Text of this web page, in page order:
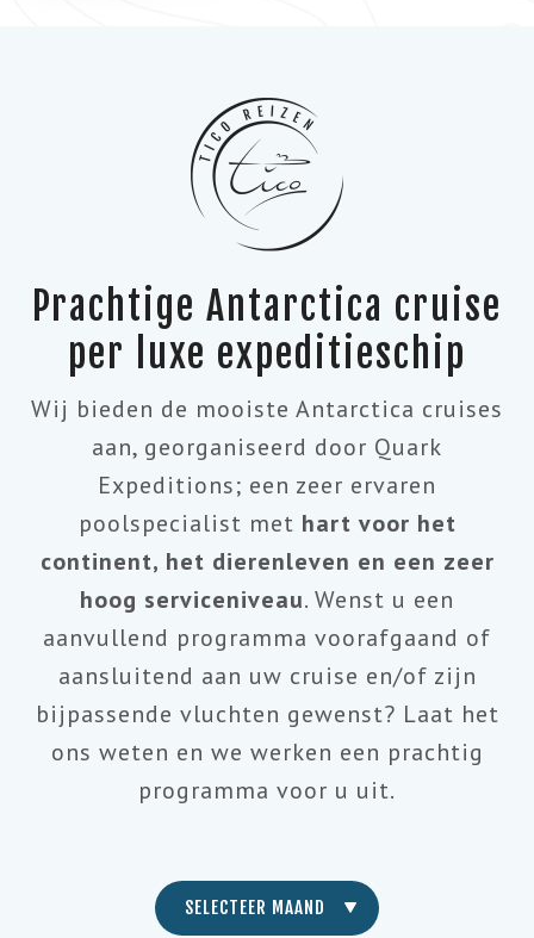
Prachtige Antarctica cruise
per luxe expeditieschip
Wij bieden de mooiste Antarctica cruises
aan, georganiseerd door Quark
Expeditions; een zeer ervaren
poolspecialist met hart voor het
continent, het dierenleven en een zeer
hoog serviceniveau. Wenst u een
aanvullend programma voorafgaand of
aansluitend aan uw cruise en/of zijn
bijpassende vluchten gewenst? Laat het
ons weten en we werken een prachtig
programma voor u uit.
SELECTEER MAAND